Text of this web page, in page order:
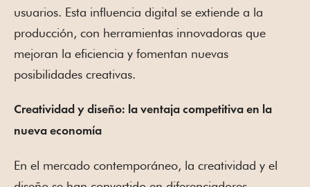
usuarios. Esta influencia digital se extiende a la
producción, con herramientas innovadoras que
mejoran la eficiencia y fomentan nuevas
posibilidades creativas.
Creatividad y diseño: la ventaja competitiva en la
nueva economía
En el mercado contemporáneo, la creatividad y el